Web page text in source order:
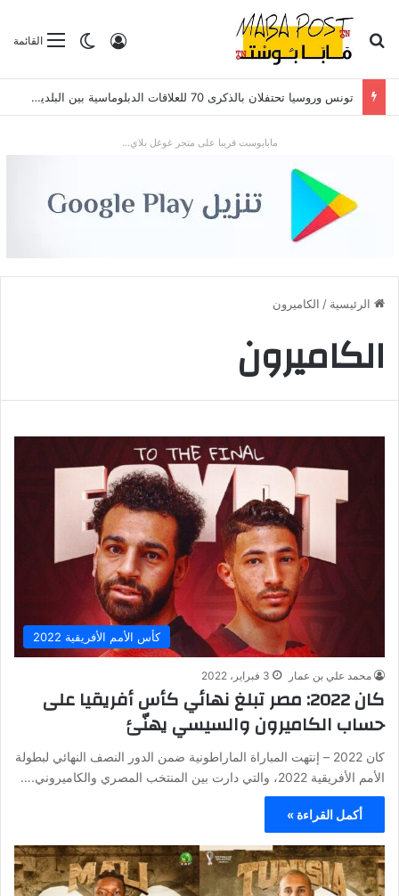
القائمةالوضع
تسجيل الدخول بحث عن
تونس وروسيا تحتفلان بالذكرى 70 للعلاقات الدبلوماسية بين البلدين..
مابابوست قريبا على متجر غوغل بلاي...
الرئيسية / الكاميرون
الكاميرون
كأس الأمم الأفريقية 2022
محمد علي بن عمار 3 فبراير، 2022
كان 2022: مصر تبلغ نهائي كأس أفريقيا على
حساب الكاميرون والسيسي يهنّئ
كان 2022 – إنتهت المباراة الماراطونية ضمن الدور النصف النهائي لبطولة
الأمم الأفريقية 2022، والتي دارت بين المنتخب المصري والكاميروني.…
أكمل القراءة »